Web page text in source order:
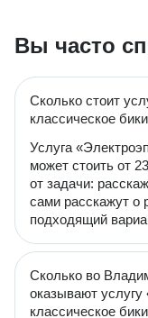
Вы часто
Сколько стоит
классическое
Услуга
может стоить от
от задачи:
сами расскажут о
подходящий
Сколько во
оказывают
классическое